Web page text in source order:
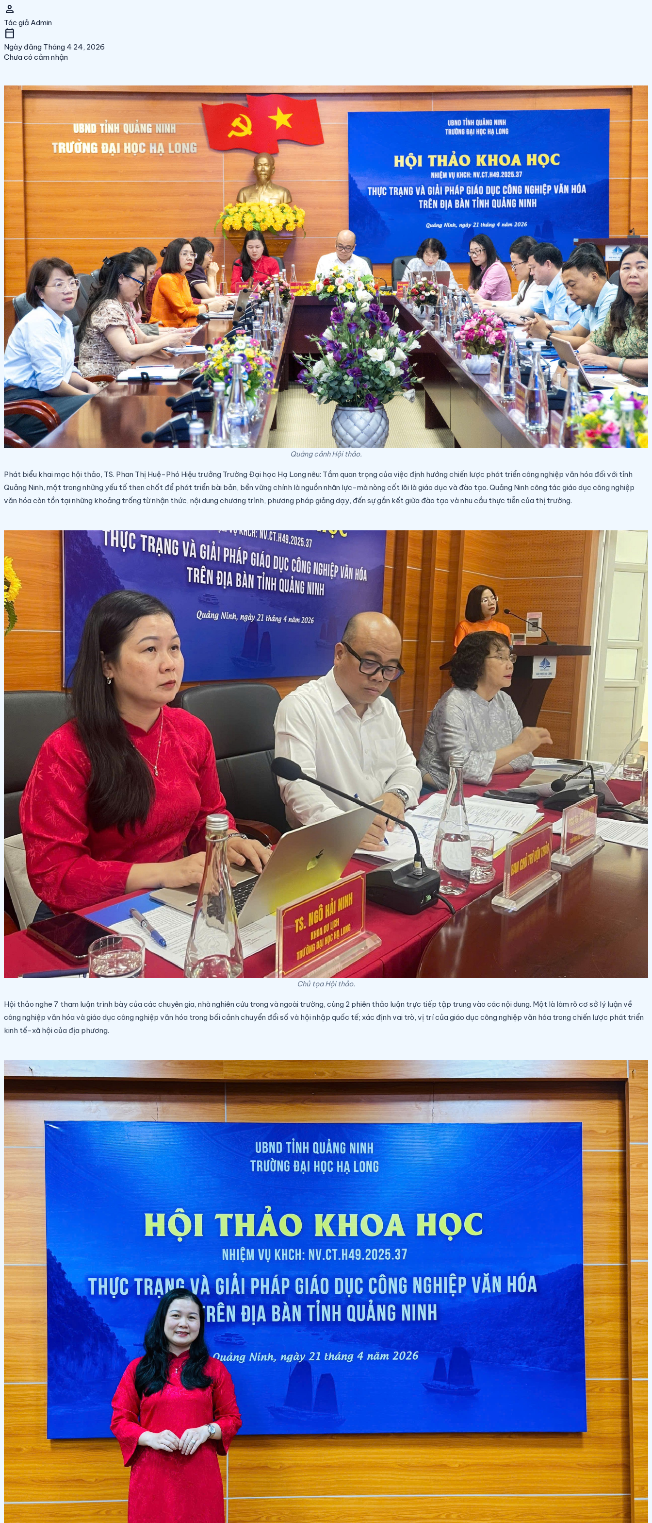
person
Tác giả Admin
calendar_today
Ngày đăng Tháng 4 24, 2026
Chưa có cảm nhận
Quảng cảnh Hội thảo.
Phát biểu khai mạc hội thảo, TS. Phan Thị Huệ-Phó Hiệu trưởng Trường Đại học Hạ Long nêu: Tầm quan trọng của việc định hướng chiến lược phát triển công nghiệp văn hóa đối với tỉnh
Quảng Ninh, một trong những yếu tố then chốt để phát triển bài bản, bền vững chính là nguồn nhân lực-mà nòng cốt lõi là giáo dục và đào tạo. Quảng Ninh công tác giáo dục công nghiệp
văn hóa còn tồn tại những khoảng trống từ nhận thức, nội dung chương trình, phương pháp giảng dạy, đến sự gắn kết giữa đào tạo và nhu cầu thực tiễn của thị trường.
Chủ tọa Hội thảo.
Hội thảo nghe 7 tham luận trình bày của các chuyên gia, nhà nghiên cứu trong và ngoài trường, cùng 2 phiên thảo luận trực tiếp tập trung vào các nội dung. Một là làm rõ cơ sở lý luận về
công nghiệp văn hóa và giáo dục công nghiệp văn hóa trong bối cảnh chuyển đổi số và hội nhập quốc tế; xác định vai trò, vị trí của giáo dục công nghiệp văn hóa trong chiến lược phát triển
kinh tế-xã hội của địa phương.